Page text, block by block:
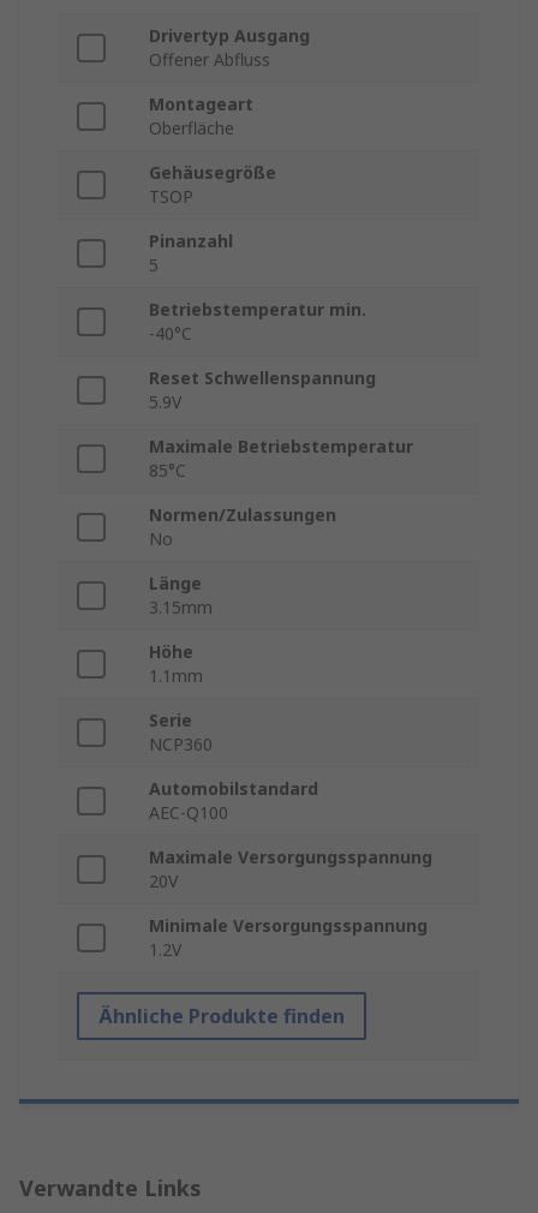
Drivertyp Ausgang
Offener Abfluss
Montageart
Oberfläche
Gehäusegröße
TSOP
Pinanzahl
5
Betriebstemperatur min.
-40°C
Reset Schwellenspannung
5.9V
Maximale Betriebstemperatur
85°C
Normen/Zulassungen
No
Länge
3.15mm
Höhe
1.1mm
Serie
NCP360
Automobilstandard
AEC-Q100
Maximale Versorgungsspannung
20V
Minimale Versorgungsspannung
1.2V
Ähnliche Produkte finden
Verwandte Links